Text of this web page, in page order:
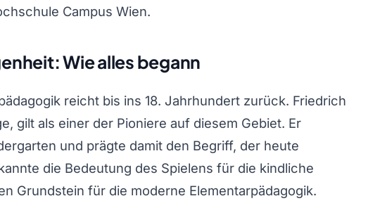
Campus Wien.
Wie alles begann
reicht bis ins 18. Jahrhundert zurück. Friedrich
gilt als einer der Pioniere auf diesem Gebiet. Er
und prägte damit den Begriff, der heute
die Bedeutung des Spielens für die kindliche
Grundstein für die moderne Elementarpädagogik.